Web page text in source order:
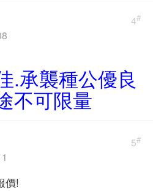
4#
.承襲種公優良
不可限量
5#
價!